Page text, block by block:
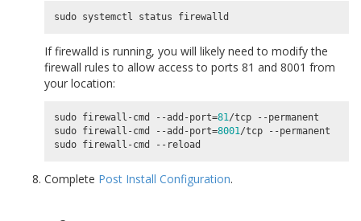
sudo systemctl status firewalld
If firewalld is running, you will likely need to modify the
firewall rules to allow access to ports 81 and 8001 from
your location:
sudo firewall-cmd --add-port=81 /tcp --permanent
sudo firewall-cmd --add-port=8001 /tcp --permanent
Complete Post Install Configuration.